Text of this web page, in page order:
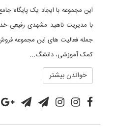
این مجموعه با ایجاد یک پایگاه
با مدیریت ناهید مشهدی رفیعی
جمله فعالیت های این مجموعه
کمک آموزشی، دانشگ...
خواندن بیشتر